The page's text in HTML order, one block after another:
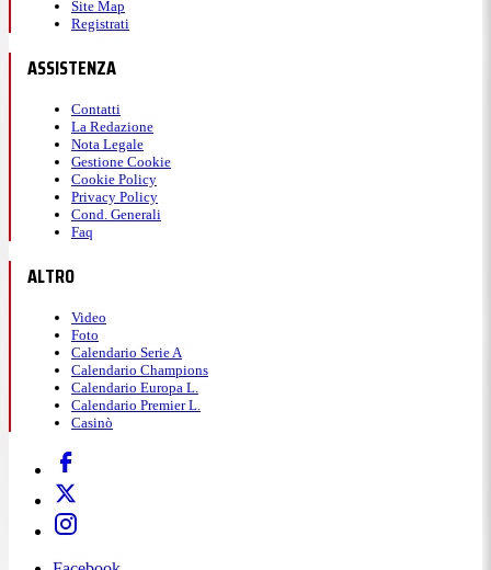
Site Map
Registrati
ASSISTENZA
Contatti
La Redazione
Nota Legale
Gestione Cookie
Cookie Policy
Privacy Policy
Cond. Generali
Faq
ALTRO
Video
Foto
Calendario Serie A
Calendario Champions
Calendario Europa L.
Calendario Premier L.
Casinò